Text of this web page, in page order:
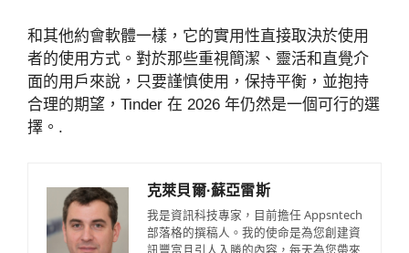
和其他約會軟體一樣，它的實用性直接取決於使用
者的使用方式。對於那些重視簡潔、靈活和直覺介
面的用戶來說，只要謹慎使用，保持平衡，並抱持
合理的期望，Tinder 在 2026 年仍然是一個可行的選
擇。.
克萊貝爾·蘇亞雷斯
我是資訊科技專家，目前擔任 Appsntech
部落格的撰稿人。我的使命是為您創建資
訊豐富且引人入勝的內容，每天為您帶來